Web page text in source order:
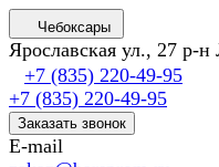
Чебоксары
Ярославская ул., 27 р-
+7 (835) 220-49-95
+7 (835) 220-49-95
Заказать звонок
E-mail